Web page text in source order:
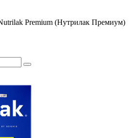
Premium (Нутрилак Премиум)